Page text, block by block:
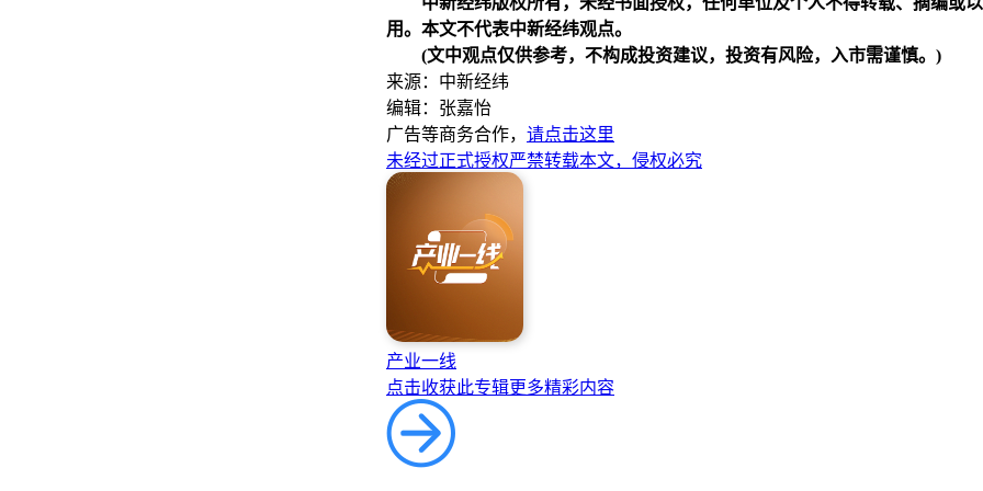
用。本文不代表中新经纬观点。
(文中观点仅供参考，不构成投资建议，投资有风险，入市需谨慎。)
来源：中新经纬
编辑：张嘉怡
广告等商务合作， 请点击这里
未经过正式授权严禁转载本文，侵权必究
产业一线
点击收获此专辑更多精彩内容